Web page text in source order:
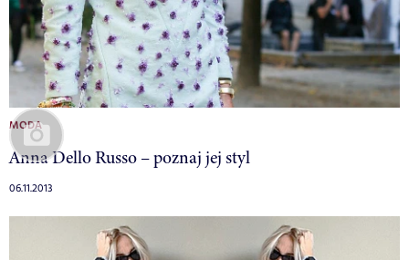
MODA
Anna Dello Russo – poznaj jej styl
06.11.2013